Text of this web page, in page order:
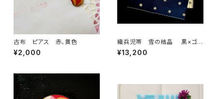
古布 ピアス 赤、黄色
¥2,000
織兵児帯 雪の結晶 黒×ゴー
ルド(リバーシブル)
¥13,200